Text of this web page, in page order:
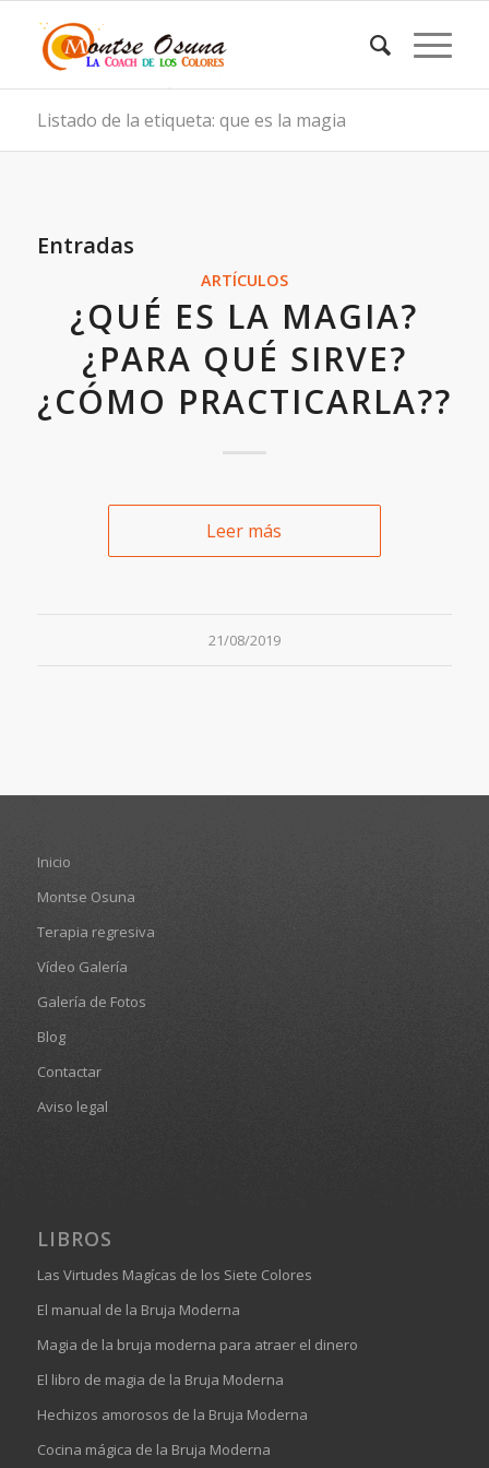
Listado de la etiqueta: que es la magia
Entradas
ARTÍCULOS
¿QUÉ ES LA MAGIA?
¿PARA QUÉ SIRVE?
¿CÓMO PRACTICARLA??
Leer más
21/08/2019
Inicio
Montse Osuna
Terapia regresiva
Vídeo Galería
Galería de Fotos
Blog
Contactar
Aviso legal
LIBROS
Las Virtudes Magícas de los Siete Colores
El manual de la Bruja Moderna
Magia de la bruja moderna para atraer el dinero
El libro de magia de la Bruja Moderna
Hechizos amorosos de la Bruja Moderna
Cocina mágica de la Bruja Moderna